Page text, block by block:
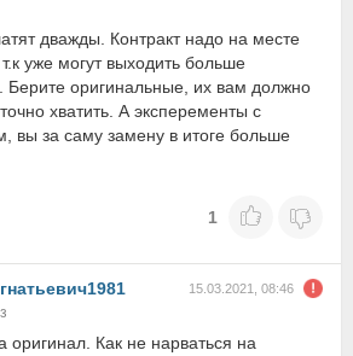
дважды. Контракт надо на месте
уже могут выходить больше
Берите оригинальные, их вам должно
хватить. А эксперементы с
вы за саму замену в итоге больше
1
15.03.2021, 08:46
оригинал. Как не нарваться на